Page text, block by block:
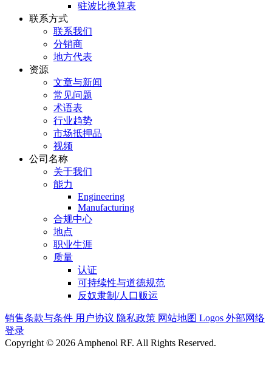
驻波比换算表
联系方式
联系我们
分销商
地方代表
资源
文章与新闻
常见问题
术语表
行业趋势
市场抵押品
视频
公司名称
关于我们
能力
Engineering
Manufacturing
合规中心
地点
职业生涯
质量
认证
可持续性与道德规范
反奴隶制/人口贩运
销售条款与条件 用户协议 隐私政策 网站地图 Logos 外部网络
登录
Copyright © 2026 Amphenol RF. All Rights Reserved.